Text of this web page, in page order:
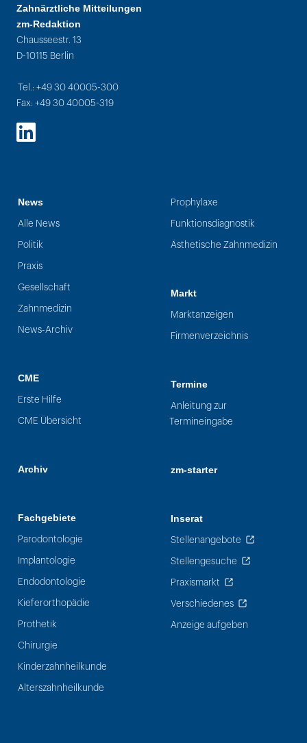
Zahnärztliche Mitteilungen
zm-Redaktion
Chausseestr. 13
D-10115 Berlin
Tel.: +49 30 40005-300
Fax: +49 30 40005-319
LinkedIn
News
Alle News
Politik
Praxis
Gesellschaft
Zahnmedizin
News-Archiv
CME
Erste Hilfe
CME Übersicht
Archiv
Fachgebiete
Parodontologie
Implantologie
Endodontologie
Kieferorthopädie
Prothetik
Chirurgie
Kinderzahnheilkunde
Alterszahnheilkunde
Prophylaxe
Funktionsdiagnostik
Ästhetische Zahnmedizin
Markt
Marktanzeigen
Firmenverzeichnis
Termine
Anleitung zur
Termineingabe
zm-starter
Inserat
Stellenangebote
Stellengesuche
Praxismarkt
Verschiedenes
Anzeige aufgeben